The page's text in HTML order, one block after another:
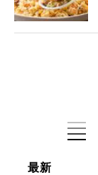
最新